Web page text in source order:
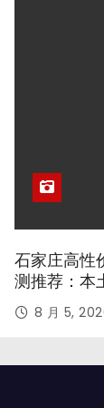
石家庄高性
测推荐：本
8 月 5,